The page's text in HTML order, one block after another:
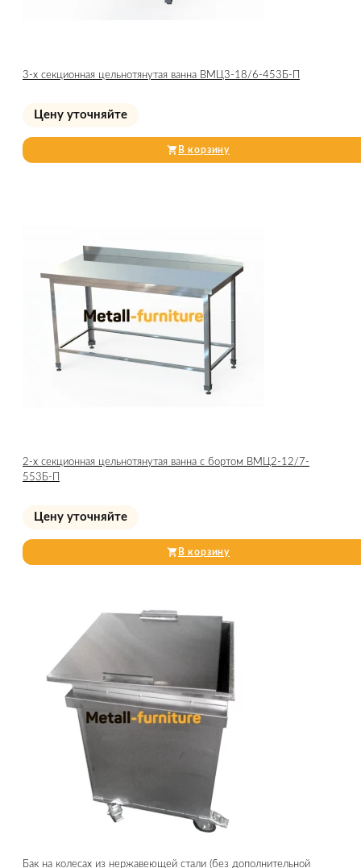
3-х секционная цельнотянутая ванна ВМЦ3-18/6-453Б-П
Цену уточняйте
В корзину
2-х секционная цельнотянутая ванна с бортом ВМЦ2-12/7-
553Б-П
Цену уточняйте
В корзину
Бак на колесах из нержавеющей стали (без дополнительной